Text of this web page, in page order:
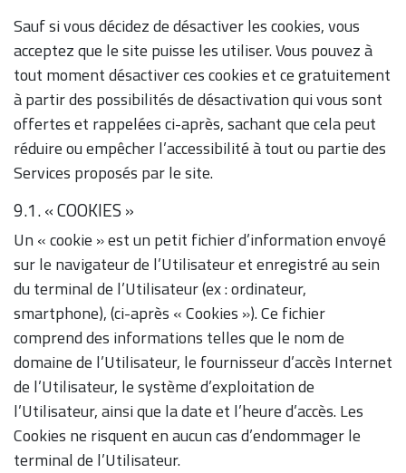
Sauf si vous décidez de désactiver les cookies, vous
acceptez que le site puisse les utiliser. Vous pouvez à
tout moment désactiver ces cookies et ce gratuitement
à partir des possibilités de désactivation qui vous sont
offertes et rappelées ci-après, sachant que cela peut
réduire ou empêcher l’accessibilité à tout ou partie des
Services proposés par le site.
9.1. « COOKIES »
Un « cookie » est un petit fichier d’information envoyé
sur le navigateur de l’Utilisateur et enregistré au sein
du terminal de l’Utilisateur (ex : ordinateur,
smartphone), (ci-après « Cookies »). Ce fichier
comprend des informations telles que le nom de
domaine de l’Utilisateur, le fournisseur d’accès Internet
de l’Utilisateur, le système d’exploitation de
l’Utilisateur, ainsi que la date et l’heure d’accès. Les
Cookies ne risquent en aucun cas d’endommager le
terminal de l’Utilisateur.